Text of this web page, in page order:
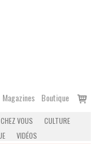
Magazines Boutique
Voir
VOUS
CULTURE
VIDÉOS